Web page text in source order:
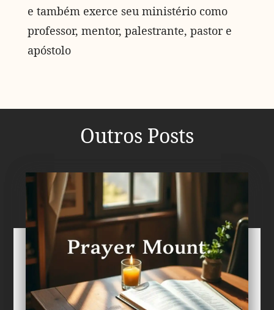
e também exerce seu ministério como
professor, mentor, palestrante, pastor e
apóstolo
Outros Posts